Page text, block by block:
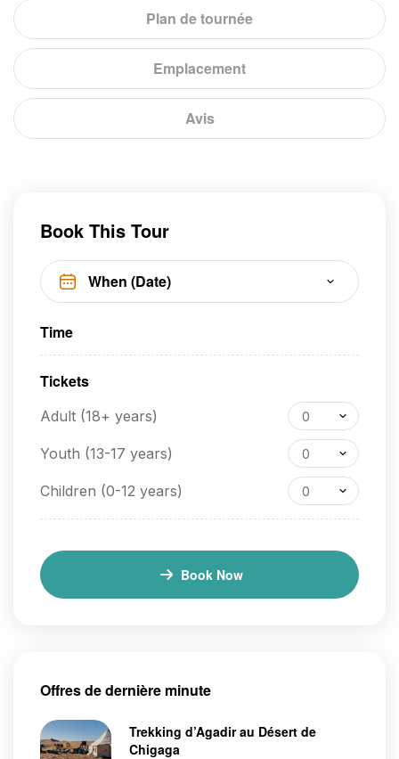
Plan de tournée
Emplacement
Avis
Book This Tour
Time
Tickets
Adult (18+ years) 0
Youth (13-17 years) 0
Children (0-12 years) 0
Book Now
Offres de dernière minute
Trekking d’Agadir au Désert de
Chigaga